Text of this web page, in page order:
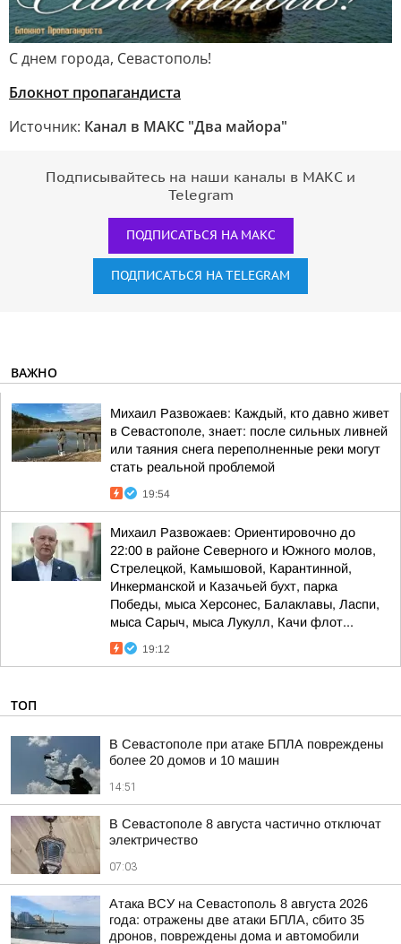
C днем города, Севастополь!
Блокнот пропагандиста
Источник: Канал в МАКС "Два майора"
Подписывайтесь на наши каналы в МАКС и
Telegram
ПОДПИСАТЬСЯ НА МАКС
ПОДПИСАТЬСЯ НА TELEGRAM
ВАЖНО
Михаил Развожаев: Каждый, кто давно живет
в Севастополе, знает: после сильных ливней
или таяния снега переполненные реки могут
стать реальной проблемой
19:54
Михаил Развожаев: Ориентировочно до
22:00 в районе Северного и Южного молов,
Стрелецкой, Камышовой, Карантинной,
Инкерманской и Казачьей бухт, парка
Победы, мыса Херсонес, Балаклавы, Ласпи,
мыса Сарыч, мыса Лукулл, Качи флот...
19:12
ТОП
В Севастополе при атаке БПЛА повреждены
более 20 домов и 10 машин
14:51
В Севастополе 8 августа частично отключат
электричество
07:03
Атака ВСУ на Севастополь 8 августа 2026
года: отражены две атаки БПЛА, сбито 35
дронов, повреждены дома и автомобили